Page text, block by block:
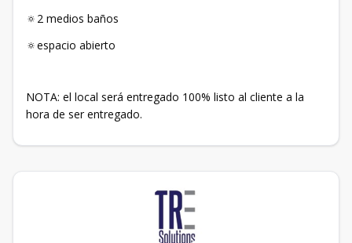
🔅2 medios baños
🔅espacio abierto
NOTA: el local será entregado 100% listo al cliente a la
hora de ser entregado.